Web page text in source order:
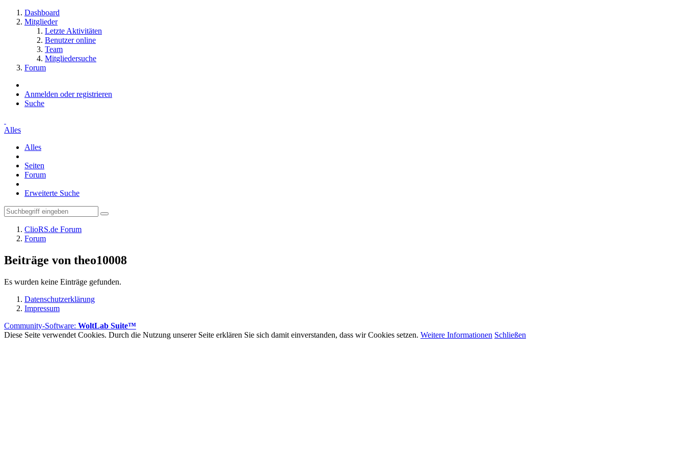
Dashboard
Mitglieder
Letzte Aktivitäten
Benutzer online
Team
Mitgliedersuche
Forum
Anmelden oder registrieren
Suche
Alles
Alles
Seiten
Forum
Erweiterte Suche
ClioRS.de Forum
Forum
Beiträge von theo10008
Es wurden keine Einträge gefunden.
Datenschutzerklärung
Impressum
Community-Software: WoltLab Suite™
Diese Seite verwendet Cookies. Durch die Nutzung unserer Seite erklären Sie sich damit einverstanden, dass wir Cookies setzen. Weitere Informationen Schließen